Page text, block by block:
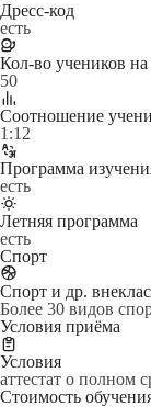
Дресс-код
есть
Кол-во учеников на
50
Cоотношение
1:12
Программа
есть
Летняя программа
есть
Спорт
Спорт и др.
Более 30 видов
Условия приёма
Условия
аттестат о полном
Стоимость